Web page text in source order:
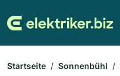
Startseite Sonnenbühl